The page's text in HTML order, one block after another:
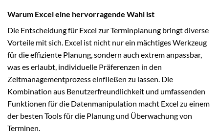
Warum Excel eine hervorragende Wahl ist
Die Entscheidung für Excel zur Terminplanung bringt diverse
Vorteile mit sich. Excel ist nicht nur ein mächtiges Werkzeug
für die effiziente Planung, sondern auch extrem anpassbar,
was es erlaubt, individuelle Präferenzen in den
Zeitmanagementprozess einfließen zu lassen. Die
Kombination aus Benutzerfreundlichkeit und umfassenden
Funktionen für die Datenmanipulation macht Excel zu einem
der besten Tools für die Planung und Überwachung von
Terminen.